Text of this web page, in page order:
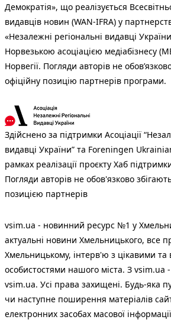
Демократія», що реалізується
видавців новин (WAN-IFRA) у
«Незалежні регіональні видавці
Норвезькою асоціацією медіабізнесу
Норвегії. Погляди авторів не
офіційну позицію партнерів програми.
Здійснено за підтримки Асоціації
видавці України” та Foreningen
рамках реалізації проєкту Хаб
Погляди авторів не обов'язково
позицією партнерів
vsim.ua - новинний ресурс №1 у
актуальні новини Хмельницького, все
Хмельницькому, інтерв'ю з цікавими
особистостями нашого міста. З
vsim.ua. Усі права захищені. Будь-яка
чи наступне поширення матеріалів
електронних засобах масової